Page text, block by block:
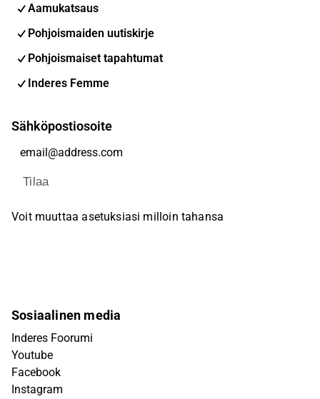
Aamukatsaus
Pohjoismaiden uutiskirje
Pohjoismaiset tapahtumat
Inderes Femme
Sähköpostiosoite
Tilaa
Voit muuttaa asetuksiasi milloin tahansa
Sosiaalinen media
Inderes Foorumi
Youtube
Facebook
Instagram